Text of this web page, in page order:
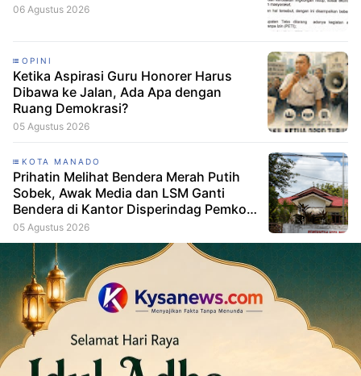
06 Agustus 2026
OPINI
Ketika Aspirasi Guru Honorer Harus
Dibawa ke Jalan, Ada Apa dengan
Ruang Demokrasi?
05 Agustus 2026
KOTA MANADO
Prihatin Melihat Bendera Merah Putih
Sobek, Awak Media dan LSM Ganti
Bendera di Kantor Disperindag Pemkot
Manado
05 Agustus 2026